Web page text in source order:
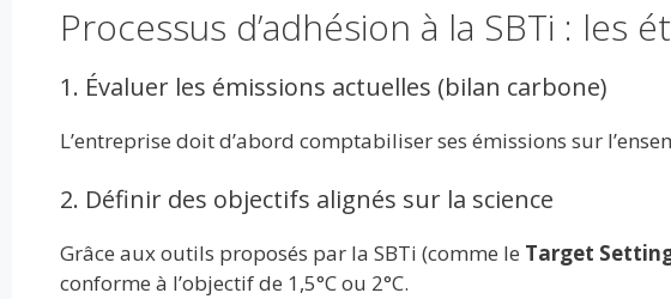
Processus d’adhésion à la SBTi : les
1. Évaluer les émissions actuelles (bilan carbone)
L’entreprise doit d’abord comptabiliser ses émissions sur
2. Définir des objectifs alignés sur la science
Grâce aux outils proposés par la SBTi (comme le Target
conforme à l’objectif de 1,5°C ou 2°C.